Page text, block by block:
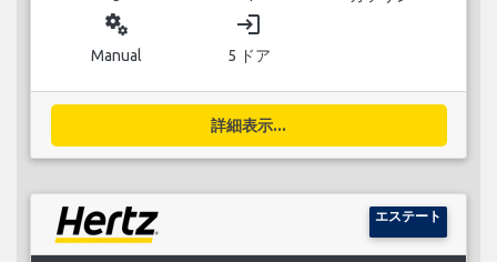
miscellaneous_services
Manual
login
5 ドア
詳細表示...
エステート